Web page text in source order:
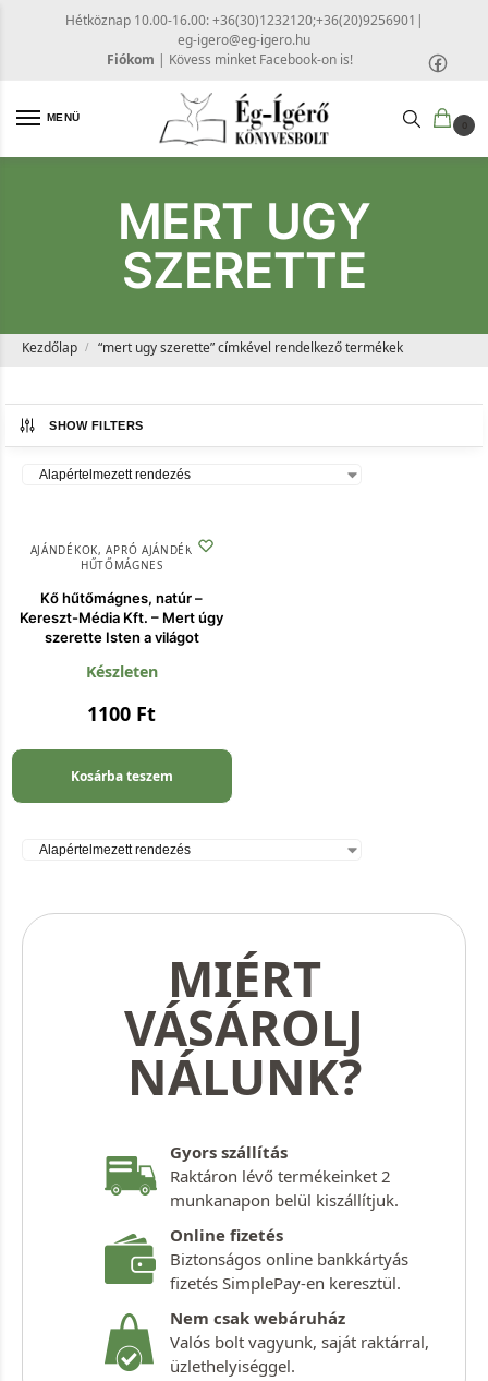
Hétköznap 10.00-16.00: +36(30)1232120;+36(20)9256901 |
eg-igero@eg-igero.hu
Fiókom | Kövess minket Facebook-on is!
MENÜ
0
MERT UGY
SZERETTE
Kezdőlap / “mert ugy szerette” címkével rendelkező termékek
SHOW FILTERS
AJÁNDÉKOK,APRÓ AJÁNDÉKOK,
HŰTŐMÁGNES
Kő hűtőmágnes, natúr –
Kereszt-Média Kft. – Mert úgy
szerette Isten a világot
Készleten
1100 Ft
Kosárba teszem
MIÉRT
VÁSÁROLJ
NÁLUNK?
Gyors szállítás
Raktáron lévő termékeinket 2
munkanapon belül kiszállítjuk.
Online fizetés
Biztonságos online bankkártyás
fizetés SimplePay-en keresztül.
Nem csak webáruház
Valós bolt vagyunk, saját raktárral,
üzlethelyiséggel.